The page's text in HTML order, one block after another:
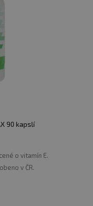
90 kapslí
o vitamín E.
v ČR.